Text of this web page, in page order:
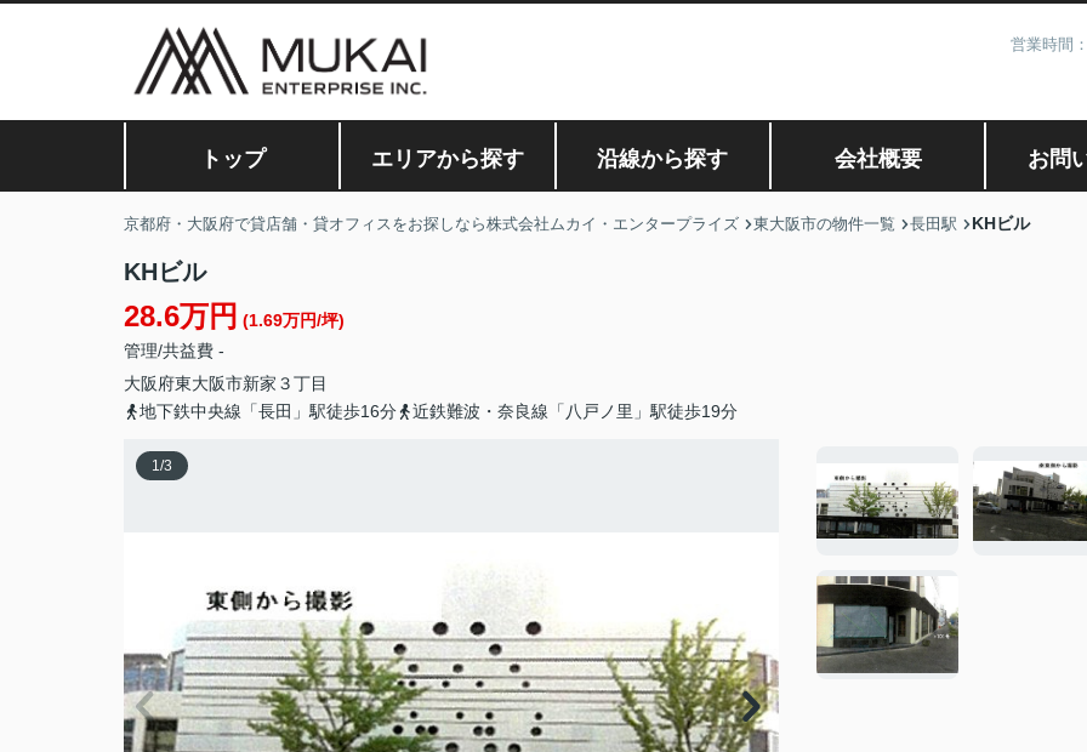
営業時間
トップ エリアから探す 沿線から探す 会社概要 お問
京都府・大阪府で貸店舗・貸オフィスをお探しなら株式会社ムカイ・エンタープライズ 東大阪市の物件一覧 長田駅 KHビル
KHビル
28.6万円 (1.69万円/坪)
管理/共益費 -
大阪府東大阪市新家 ３丁目
地下鉄中央線「長田」駅徒歩16分
近鉄難波・奈良線「八戸ノ里」駅徒歩19分
1/3